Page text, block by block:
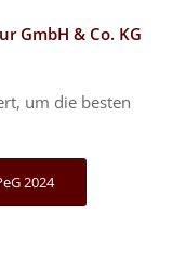
GmbH & Co. KG
um die besten
2024